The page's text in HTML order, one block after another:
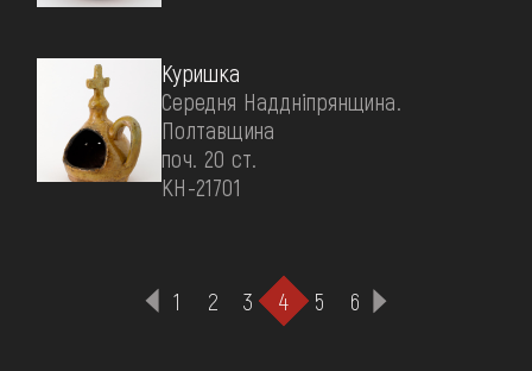
Куришка
Середня Наддніпрянщина.
Полтавщина
поч. 20 ст.
КН-21701
1 2 3 4 5 6